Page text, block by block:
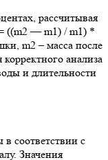
рассчитывая
((m2 — m1) / m1) *
m2 – масса после
анализа
и длительности
соответствии с
Значения